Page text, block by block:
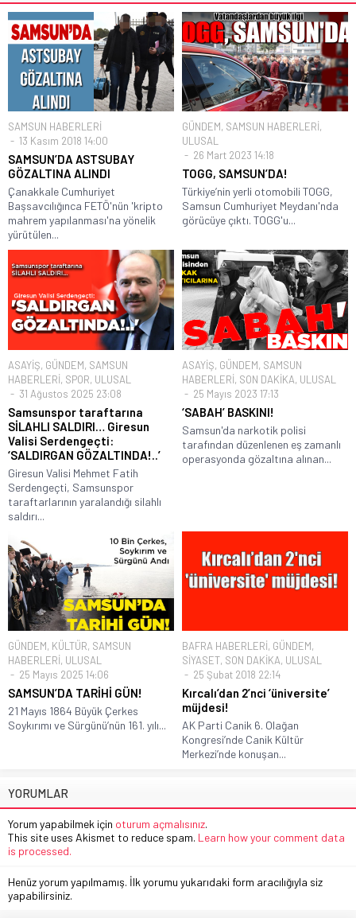
SAMSUN HABERLERİ
13 Kasım 2018 14:00
SAMSUN’DA ASTSUBAY
GÖZALTINA ALINDI
Çanakkale Cumhuriyet
Başsavcılığınca FETÖ'nün 'kripto
mahrem yapılanması'na yönelik
yürütülen...
GÜNDEM, SAMSUN HABERLERİ,
ULUSAL
26 Mart 2023 14:18
TOGG, SAMSUN’DA!
Türkiye’nin yerli otomobili TOGG,
Samsun Cumhuriyet Meydanı'nda
görücüye çıktı. TOGG'u...
ASAYİŞ, GÜNDEM, SAMSUN
HABERLERİ, SPOR, ULUSAL
31 Ağustos 2025 23:08
Samsunspor taraftarına
SİLAHLI SALDIRI… Giresun
Valisi Serdengeçti:
‘SALDIRGAN GÖZALTINDA!..’
Giresun Valisi Mehmet Fatih
Serdengeçti, Samsunspor
taraftarlarının yaralandığı silahlı
saldırı...
ASAYİŞ, GÜNDEM, SAMSUN
HABERLERİ, SON DAKİKA, ULUSAL
25 Mayıs 2023 17:13
‘SABAH’ BASKINI!
Samsun'da narkotik polisi
tarafından düzenlenen eş zamanlı
operasyonda gözaltına alınan...
GÜNDEM, KÜLTÜR, SAMSUN
HABERLERİ, ULUSAL
25 Mayıs 2025 14:06
SAMSUN’DA TARİHİ GÜN!
21 Mayıs 1864 Büyük Çerkes
Soykırımı ve Sürgünü’nün 161. yılı...
BAFRA HABERLERİ, GÜNDEM,
SİYASET, SON DAKİKA, ULUSAL
25 Şubat 2018 22:14
Kırcalı’dan 2’nci ‘üniversite’
müjdesi!
AK Parti Canik 6. Olağan
Kongresi’nde Canik Kültür
Merkezi’nde konuşan...
YORUMLAR
Yorum yapabilmek için oturum açmalısınız.
This site uses Akismet to reduce spam. Learn how your comment data
is processed.
Henüz yorum yapılmamış. İlk yorumu yukarıdaki form aracılığıyla siz
yapabilirsiniz.